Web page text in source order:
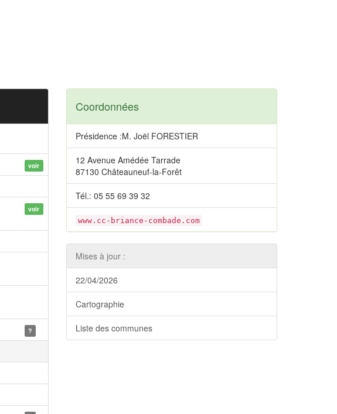
voir
voir
?
Coordonnées
Présidence :M. Joël FORESTIER
12 Avenue Amédée Tarrade
87130 Châteauneuf-la-Forêt
Tél.: 05 55 69 39 32
www.cc-briance-combade.com
Mises à jour :
22/04/2026
Cartographie
Liste des communes